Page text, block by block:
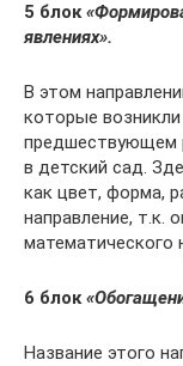
5 блок
явлениях».
В этом
которые
предшествующем
в детский сад.
как цвет, форма,
направление, т.к.
математического
6 блок
Название этого